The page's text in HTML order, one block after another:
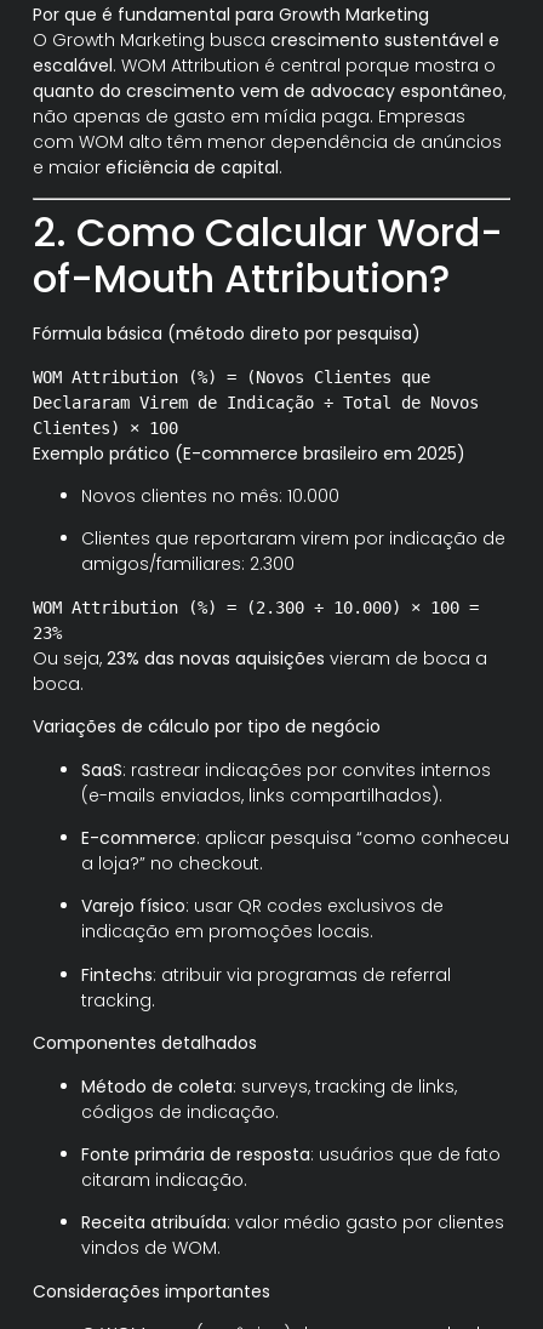
Por que é fundamental para Growth Marketing
O Growth Marketing busca crescimento sustentável e
escalável. WOM Attribution é central porque mostra o
quanto do crescimento vem de advocacy espontâneo,
não apenas de gasto em mídia paga. Empresas
com WOM alto têm menor dependência de anúncios
e maior eficiência de capital.
2. Como Calcular Word-
of-Mouth Attribution?
Fórmula básica (método direto por pesquisa)
WOM Attribution (%) = (Novos Clientes que
Declararam Virem de Indicação ÷ Total de Novos
Clientes) × 100
Exemplo prático (E-commerce brasileiro em 2025)
Novos clientes no mês: 10.000
Clientes que reportaram virem por indicação de
amigos/familiares: 2.300
WOM Attribution (%) = (2.300÷ 10.000) × 100=
23%
Ou seja, 23% das novas aquisições vieram de boca a
boca.
Variações de cálculo por tipo de negócio
SaaS: rastrear indicações por convites internos
(e-mails enviados, links compartilhados).
E-commerce: aplicar pesquisa “como conheceu
a loja?” no checkout.
Varejo físico: usar QR codes exclusivos de
indicação em promoções locais.
Fintechs: atribuir via programas de referral
tracking.
Componentes detalhados
Método de coleta: surveys, tracking de links,
códigos de indicação.
Fonte primária de resposta: usuários que de fato
citaram indicação.
Receita atribuída: valor médio gasto por clientes
vindos de WOM.
Considerações importantes